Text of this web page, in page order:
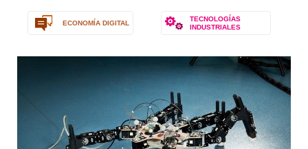
ECONOMÍA DIGITAL
TECNOLOGÍAS
INDUSTRIALES